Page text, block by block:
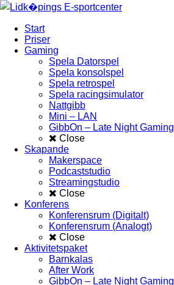
Start
Priser
Gaming
Spela Datorspel
Spela konsolspel
Spela retrospel
Spela racingsimulator
Nattgibb
Mini – LAN
GibbOn – Late Night Gaming
Close
Skapande
Makerspace
Podcaststudio
Streamingstudio
Close
Konferens
Konferensrum (Digitalt)
Konferensrum (Analogt)
Close
Aktivitetspaket
Barnkalas
After Work
GibbOn – Late Night Gaming